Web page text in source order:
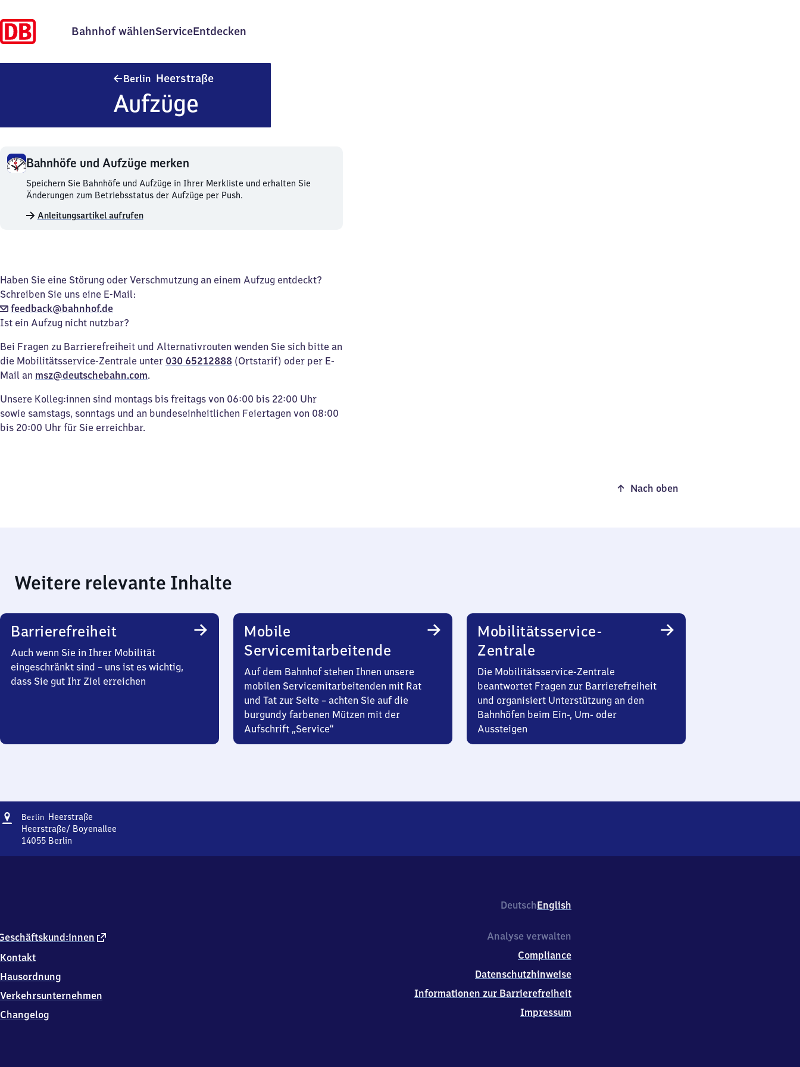
Bahnhof wählenServiceEntdecken
Berlin Heerstraße
Aufzüge
Bahnhöfe und Aufzüge merken
Bahnhöfe
und
merken.
Speichern Sie Bahnhöfe und Aufzüge in Ihrer Merkliste und erhalten Sie
Änderungen zum Betriebsstatus der Aufzüge per Push.
Anleitungsartikel aufrufen
Haben Sie eine Störung oder Verschmutzung an einem Aufzug entdeckt?
Schreiben Sie uns eine E-Mail:
feedback@bahnhof.de
Ist ein Aufzug nicht nutzbar?
Bei Fragen zu Barrierefreiheit und Alternativrouten wenden Sie sich bitte an
die Mobilitätsservice-Zentrale unter 030 65212888 (Ortstarif) oder per E-
Mail an msz@deutschebahn.com.
Unsere Kolleg:innen sind montags bis freitags von 06:00 bis 22:00 Uhr
sowie samstags, sonntags und an bundeseinheitlichen Feiertagen von 08:00
bis 20:00 Uhr für Sie erreichbar.
Nach oben
Weitere relevante Inhalte
Barrierefreiheit
Auch wenn Sie in Ihrer Mobilität
eingeschränkt sind – uns ist es wichtig,
dass Sie gut Ihr Ziel erreichen
Mobile
Servicemitarbeitende
Auf dem Bahnhof stehen Ihnen unsere
mobilen Servicemitarbeitenden mit Rat
und Tat zur Seite – achten Sie auf die
burgundy farbenen Mützen mit der
Aufschrift „Service“
Mobilitätsservice-
Zentrale
Die Mobilitätsservice-Zentrale
beantwortet Fragen zur Barrierefreiheit
und organisiert Unterstützung an den
Bahnhöfen beim Ein-, Um- oder
Aussteigen
Adresse
Berlin HeerstraßeBerlin
Heerstraße
Heerstraße/ Boyenallee
14055 Berlin
5
Berlin
DeutschEnglish
externer
Kontakt
Hausordnung
Verkehrsunternehmen
Changelog
Analyse verwalten
Compliance
Datenschutzhinweise
Informationen zur Barrierefreiheit
Impressum